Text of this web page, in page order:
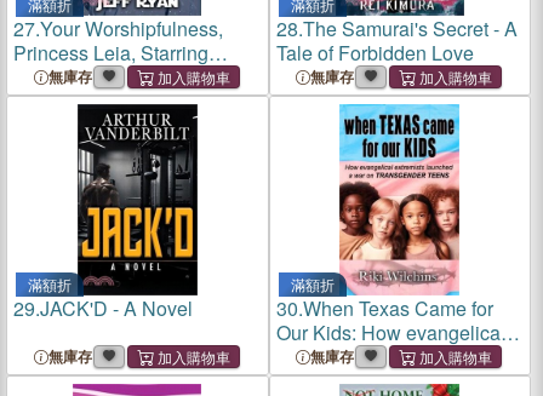
滿額折
27.Your Worshipfulness,
Princess Leia, Starring
Carrie Fisher
無庫存
滿額折
28.The Samurai's Secret - A
Tale of Forbidden Love
無庫存
滿額折
29.JACK'D - A Novel
無庫存
滿額折
30.When Texas Came for
Our Kids: How evangelical
extremists launched a war
on TRANSGENDER
無庫存